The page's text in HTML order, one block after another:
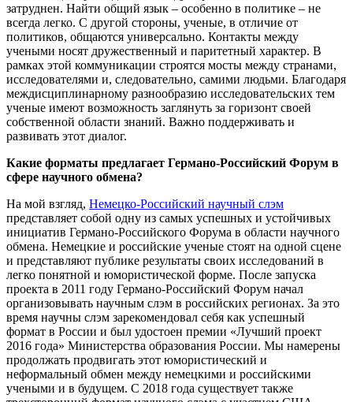
затруднен. Найти общий язык – особенно в политике – не
всегда легко. С другой стороны, ученые, в отличие от
политиков, общаются универсально. Контакты между
учеными носят дружественный и паритетный характер. В
рамках этой коммуникации строятся мосты между странами,
исследователями и, следовательно, самими людьми. Благодаря
междисциплинарному разнообразию исследовательских тем
ученые имеют возможность заглянуть за горизонт своей
собственной области знаний. Важно поддерживать и
развивать этот диалог.
Какие форматы предлагает Германо-Российский Форум в
сфере научного обмена?
На мой взгляд, Немецко-Российский научный слэм
представляет собой одну из самых успешных и устойчивых
инициатив Германо-Российского Форума в области научного
обмена. Немецкие и российские ученые стоят на одной сцене
и представляют публике результаты своих исследований в
легко понятной и юмористической форме. После запуска
проекта в 2011 году Германо-Российский Форум начал
организовывать научным слэм в российских регионах. За это
время научны слэм зарекомендовал себя как успешный
формат в России и был удостоен премии «Лучший проект
2016 года» Министерства образования России. Мы намерены
продолжать продвигать этот юмористический и
неформальный обмен между немецкими и российскими
учеными и в будущем. С 2018 года существует также